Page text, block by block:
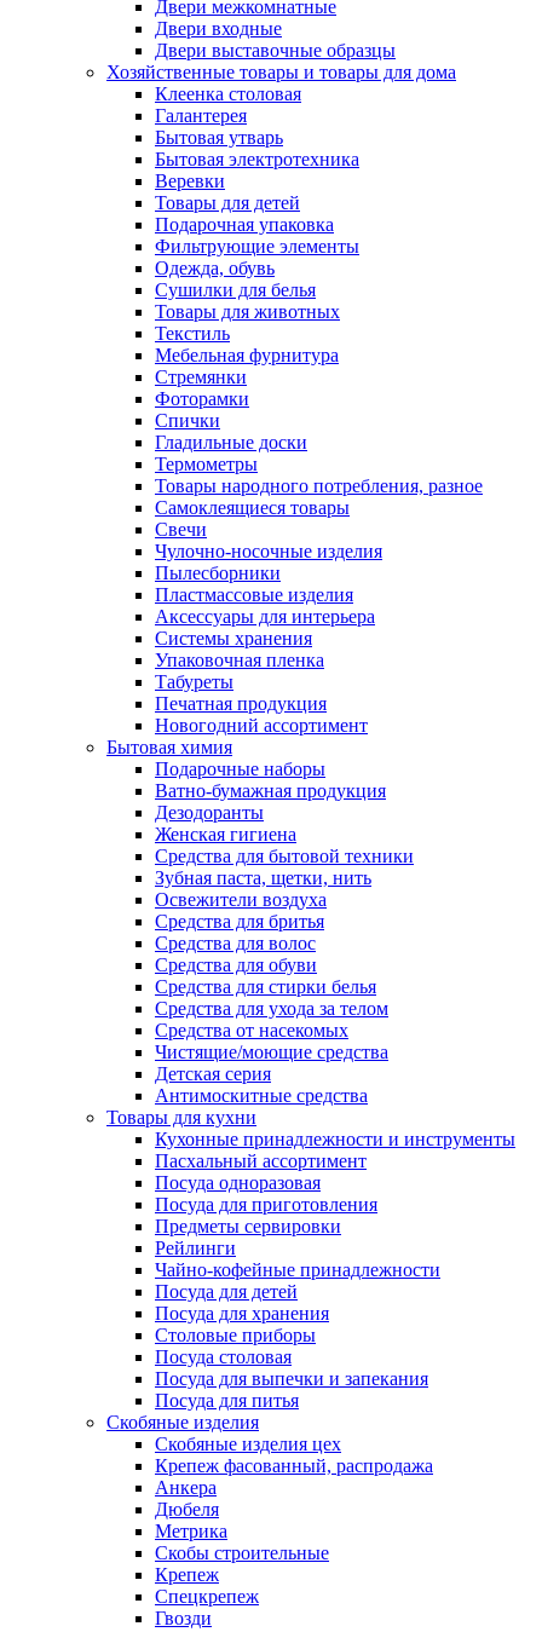
Двери межкомнатные
Двери входные
Двери выставочные образцы
Хозяйственные товары и товары для дома
Клеенка столовая
Галантерея
Бытовая утварь
Бытовая электротехника
Веревки
Товары для детей
Подарочная упаковка
Фильтрующие элементы
Одежда, обувь
Сушилки для белья
Товары для животных
Текстиль
Мебельная фурнитура
Стремянки
Фоторамки
Спички
Гладильные доски
Термометры
Товары народного потребления, разное
Самоклеящиеся товары
Свечи
Чулочно-носочные изделия
Пылесборники
Пластмассовые изделия
Аксессуары для интерьера
Системы хранения
Упаковочная пленка
Табуреты
Печатная продукция
Новогодний ассортимент
Бытовая химия
Подарочные наборы
Ватно-бумажная продукция
Дезодоранты
Женская гигиена
Средства для бытовой техники
Зубная паста, щетки, нить
Освежители воздуха
Средства для бритья
Средства для волос
Средства для обуви
Средства для стирки белья
Средства для ухода за телом
Средства от насекомых
Чистящие/моющие средства
Детская серия
Антимоскитные средства
Товары для кухни
Кухонные принадлежности и инструменты
Пасхальный ассортимент
Посуда одноразовая
Посуда для приготовления
Предметы сервировки
Рейлинги
Чайно-кофейные принадлежности
Посуда для детей
Посуда для хранения
Столовые приборы
Посуда столовая
Посуда для выпечки и запекания
Посуда для питья
Скобяные изделия
Скобяные изделия цех
Крепеж фасованный, распродажа
Анкера
Дюбеля
Метрика
Скобы строительные
Крепеж
Спецкрепеж
Гвозди